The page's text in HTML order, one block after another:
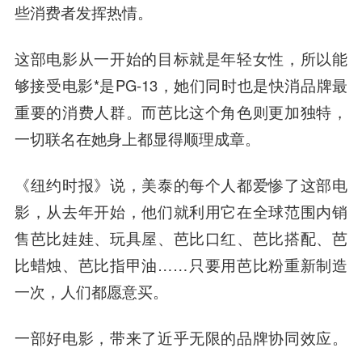
些消费者发挥热情。
这部电影从一开始的目标就是年轻女性，所以能
够接受电影*是PG-13，她们同时也是快消品牌最
重要的消费人群。而芭比这个角色则更加独特，
一切联名在她身上都显得顺理成章。
《纽约时报》说，美泰的每个人都爱惨了这部电
影，从去年开始，他们就利用它在全球范围内销
售芭比娃娃、玩具屋、芭比口红、芭比搭配、芭
比蜡烛、芭比指甲油……只要用芭比粉重新制造
一次，人们都愿意买。
一部好电影，带来了近乎无限的品牌协同效应。